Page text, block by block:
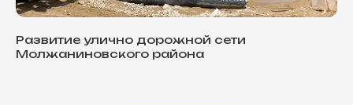
Развитие улично дорожной сети
Молжаниновского района